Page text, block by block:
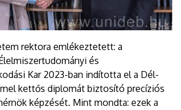
rektora emlékeztetett: a
és
Kar 2023-ban indította el a Dél-
kettős diplomát biztosító precíziós
képzését. Mint mondta: ezek a